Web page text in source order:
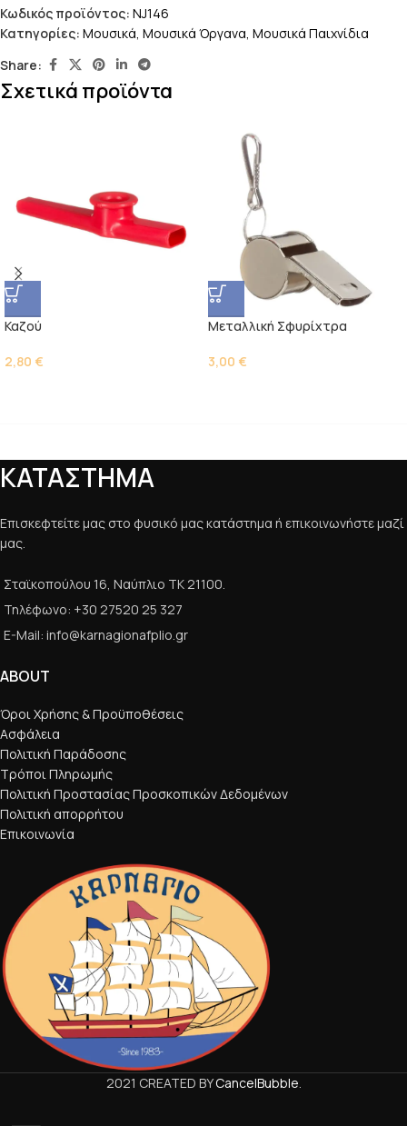
Κωδικός προϊόντος: NJ146
Κατηγορίες: Μουσικά, Μουσικά Όργανα, Μουσικά Παιχνίδια
Share:
Σχετικά προϊόντα
Καζού
2,80 €
Μεταλλική Σφυρίχτρα
3,00 €
ΚΑΤΑΣΤΗΜΑ
Επισκεφτείτε μας στο φυσικό μας κατάστημα ή επικοινωνήστε μαζί
μας.
Σταϊκοπούλου 16, Ναύπλιο ΤΚ 21100.
Τηλέφωνο: +30 27520 25 327
E-Mail: info@karnagionafplio.gr
ABOUT
Όροι Χρήσης & Προϋποθέσεις
Ασφάλεια
Πολιτική Παράδοσης
Τρόποι Πληρωμής
Πολιτική Προστασίας Προσκοπικών Δεδομένων
Πολιτική απορρήτου
Επικοινωνία
2021 CREATED BYCancelBubble.